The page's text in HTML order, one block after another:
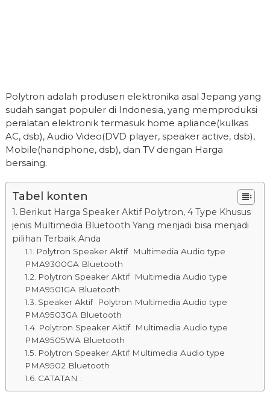
Polytron adalah produsen elektronika asal Jepang yang
sudah sangat populer di Indonesia, yang memproduksi
peralatan elektronik termasuk home apliance(kulkas
AC, dsb), Audio Video(DVD player, speaker active, dsb),
Mobile(handphone, dsb), dan TV dengan Harga
bersaing.
Tabel konten
Berikut Harga Speaker Aktif Polytron, 4 Type Khusus
jenis Multimedia Bluetooth Yang menjadi bisa menjadi
pilihan Terbaik Anda
Polytron Speaker Aktif Multimedia Audio type
PMA9300GA Bluetooth
Polytron Speaker Aktif Multimedia Audio type
PMA9501GA Bluetooth
Speaker Aktif Polytron Multimedia Audio type
PMA9503GA Bluetooth
Polytron Speaker Aktif Multimedia Audio type
PMA9505WA Bluetooth
Polytron Speaker Aktif Multimedia Audio type
PMA9502 Bluetooth
CATATAN :